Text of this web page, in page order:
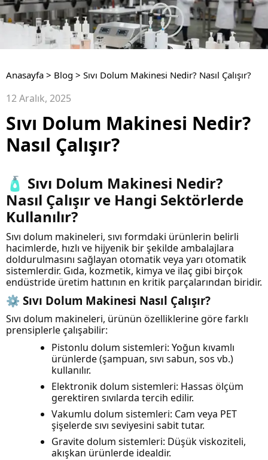
Anasayfa > Blog > Sıvı Dolum Makinesi Nedir? Nasıl Çalışır?
12 Aralık, 2025
Sıvı Dolum Makinesi Nedir?
Nasıl Çalışır?
🧴 Sıvı Dolum Makinesi Nedir?
Nasıl Çalışır ve Hangi Sektörlerde
Kullanılır?
Sıvı dolum makineleri, sıvı formdaki ürünlerin belirli
hacimlerde, hızlı ve hijyenik bir şekilde ambalajlara
doldurulmasını sağlayan otomatik veya yarı otomatik
sistemlerdir. Gıda, kozmetik, kimya ve ilaç gibi birçok
endüstride üretim hattının en kritik parçalarından biridir.
⚙️ Sıvı Dolum Makinesi Nasıl Çalışır?
Sıvı dolum makineleri, ürünün özelliklerine göre farklı
prensiplerle çalışabilir:
Pistonlu dolum sistemleri: Yoğun kıvamlı
ürünlerde (şampuan, sıvı sabun, sos vb.)
kullanılır.
Elektronik dolum sistemleri: Hassas ölçüm
gerektiren sıvılarda tercih edilir.
Vakumlu dolum sistemleri: Cam veya PET
şişelerde sıvı seviyesini sabit tutar.
Gravite dolum sistemleri: Düşük viskoziteli,
akışkan ürünlerde idealdir.